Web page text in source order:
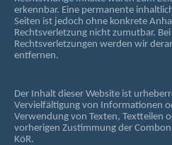
erkennbar. Eine permanente
Seiten ist jedoch ohne konkrete
Rechtsverletzung nicht zumutbar.
Rechtsverletzungen werden wir
entfernen.
Der Inhalt dieser Website ist
Vervielfältigung von Informationen
Verwendung von Texten, Textteilen
vorherigen Zustimmung der
KöR.